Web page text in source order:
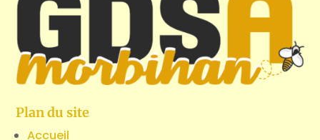
Plan du site
Accueil